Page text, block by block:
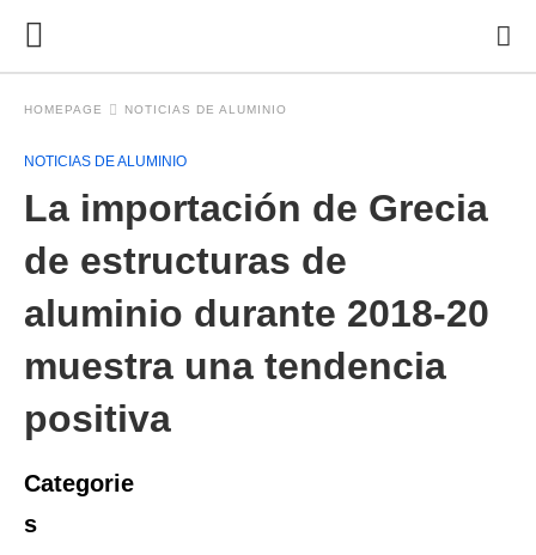
HOMEPAGE NOTICIAS DE ALUMINIO
NOTICIAS DE ALUMINIO
La importación de Grecia
de estructuras de
aluminio durante 2018-20
muestra una tendencia
positiva
Categorie
s